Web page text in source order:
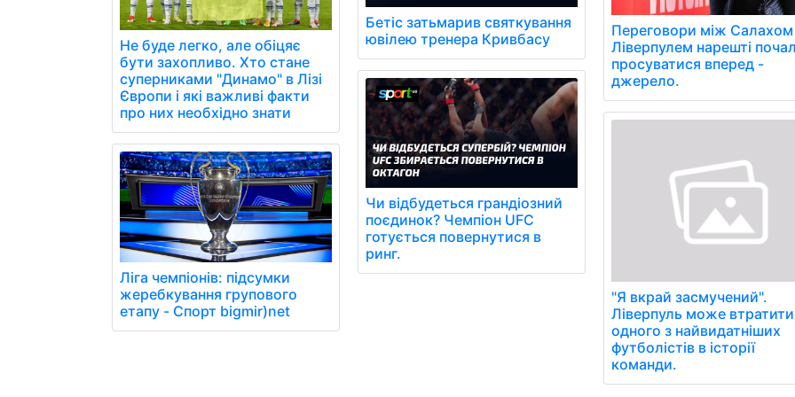
Не буде легко, але обіцяє
бути захопливо. Хто стане
суперниками "Динамо" в Лізі
Європи і які важливі факти
про них необхідно знати
Ліга чемпіонів: підсумки
жеребкування групового
етапу - Спорт bigmir)net
Бетіс затьмарив святкування
ювілею тренера Кривбасу
Чи відбудеться грандіозний
поєдинок? Чемпіон UFC
готується повернутися в
ринг.
Переговори між Салахом
Ліверпулем нарешті
просуватися вперед -
джерело.
"Я вкрай засмучений".
Ліверпуль може втратити
одного з найвидатніших
футболістів в історії
команди.